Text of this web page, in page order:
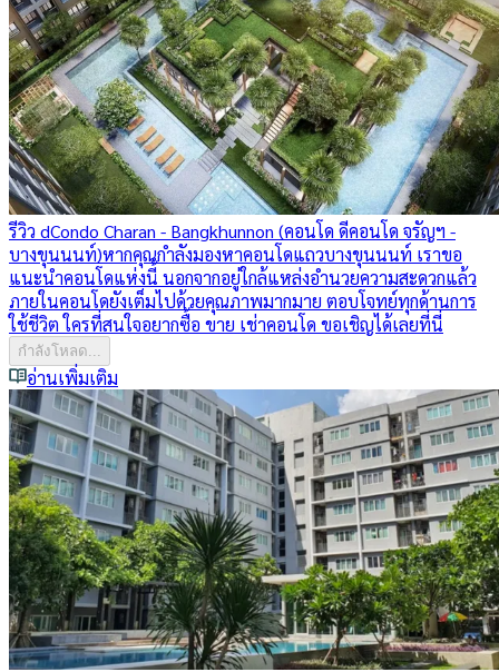
รีวิว dCondo Charan - Bangkhunnon (คอนโด ดีคอนโด จรัญฯ -
บางขุนนนท์)หากคุณกำลังมองหาคอนโดแถวบางขุนนนท์ เราขอ
แนะนำคอนโดแห่งนี้ นอกจากอยู่ใกล้แหล่งอำนวยความสะดวกแล้ว
ภายในคอนโดยังเต็มไปด้วยคุณภาพมากมาย ตอบโจทย์ทุกด้านการ
ใช้ชีวิต ใครที่สนใจอยากซื้อ ขาย เช่าคอนโด ขอเชิญได้เลยที่นี่
กำลังโหลด...
อ่านเพิ่มเติม